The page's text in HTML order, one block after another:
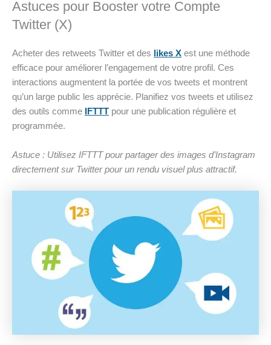
Astuces pour Booster votre Compte
Twitter (X)
Acheter des retweets Twitter et des likes X est une méthode
efficace pour améliorer l’engagement de votre profil. Ces
interactions augmentent la portée de vos tweets et montrent
qu’un large public les apprécie. Planifiez vos tweets et utilisez
des outils comme
IFTTT pour une publication régulière et
programmée.
Astuce : Utilisez IFTTT pour partager des images d’Instagram
directement sur Twitter pour un rendu visuel plus attractif.